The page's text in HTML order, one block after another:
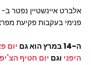
פנימי בעקבות פקיעת
ה-14 במרץ הוא גם יום
היפני וגם יום חטיף